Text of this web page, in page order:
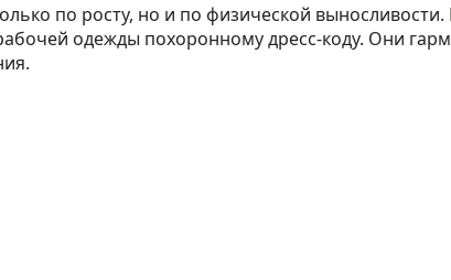
по росту, но и по физической
одежды похоронному дресс-коду. Они